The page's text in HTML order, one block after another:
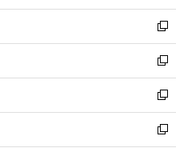
開
く
ウ
で
開
く
ン
ド
ウ
で
開
く
ウ
ィ
ン
ド
ウ
で
開
く
新
し
い
ウ
ィ
ン
ド
ウ
新
し
い
ウ
ィ
ン
新
し
い
ウ
新
し